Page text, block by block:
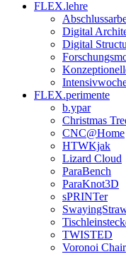
FLEX.lehre
Digital
Digital
FLEX.perimente
b.ypar
Christmas
CNC@Home
HTWKjak
Lizard Cloud
ParaBench
ParaKnot3D
sPRINTer
TWISTED
Voronoi Chair